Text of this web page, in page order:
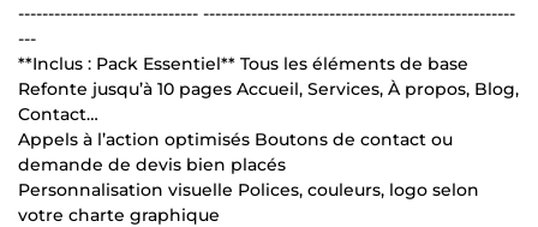
------------------------------ ----------------------------------------------------
---
**Inclus : Pack Essentiel** Tous les éléments de base
Refonte jusqu’à 10 pages Accueil, Services, À propos, Blog,
Contact…
Appels à l’action optimisés Boutons de contact ou
demande de devis bien placés
Personnalisation visuelle Polices, couleurs, logo selon
votre charte graphique